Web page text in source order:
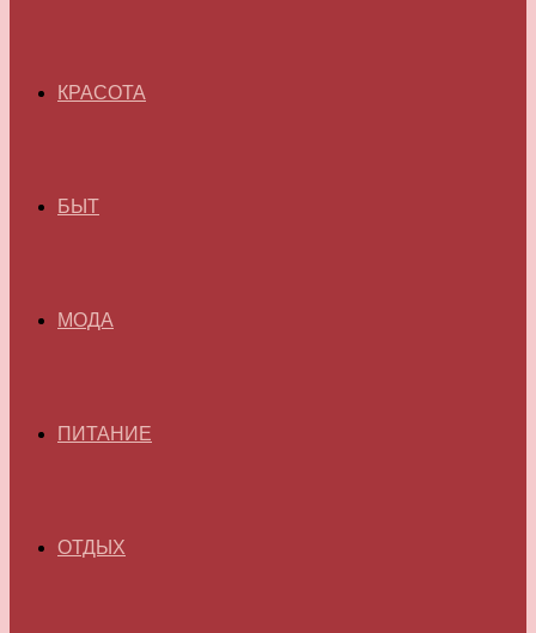
КРАСОТА
БЫТ
МОДА
ПИТАНИЕ
ОТДЫХ